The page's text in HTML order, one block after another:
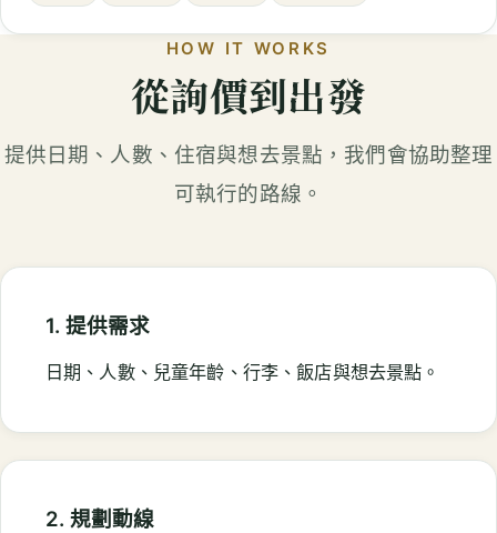
HOW IT WORKS
從詢價到出發
提供日期、人數、住宿與想去景點，我們會協助整理
可執行的路線。
1. 提供需求
日期、人數、兒童年齡、行李、飯店與想去景點。
2. 規劃動線